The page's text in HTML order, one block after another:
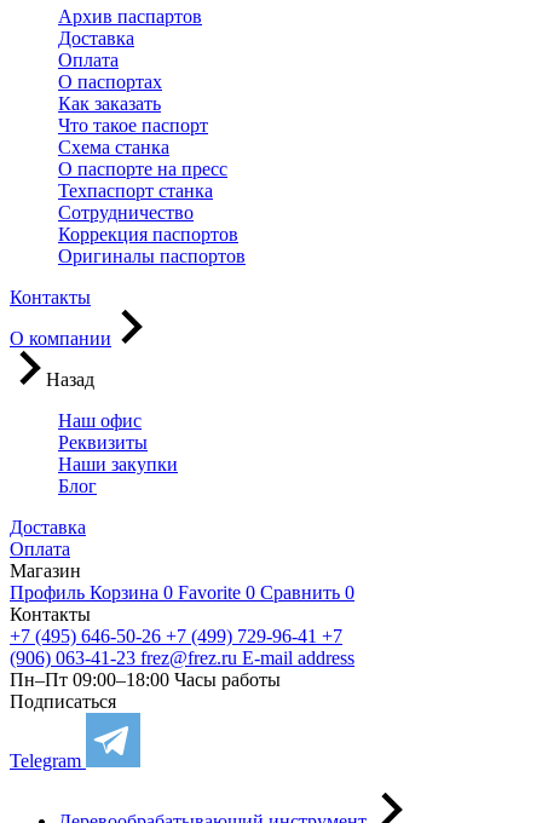
Архив паспартов
Доставка
Оплата
О паспортах
Как заказать
Что такое паспорт
Схема станка
О паспорте на пресс
Техпаспорт станка
Сотрудничество
Коррекция паспортов
Оригиналы паспортов
Контакты
О компании
Назад
Наш офис
Реквизиты
Наши закупки
Блог
Доставка
Оплата
Магазин
Профиль Корзина 0 Favorite 0 Сравнить 0
Контакты
+7 (495) 646-50-26 +7 (499) 729-96-41 +7
(906) 063-41-23 frez@frez.ru E-mail address
Пн–Пт 09:00–18:00 Часы работы
Подписаться
Telegram